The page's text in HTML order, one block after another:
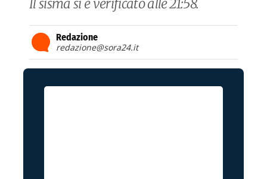
Il sisma si è verificato alle 21:58.
Redazione
redazione@sora24.it